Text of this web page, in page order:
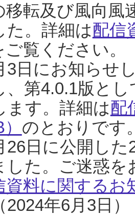
移転及び風向風
た。詳細は配信
ご覧ください。
3日にお知らせ
、第4.0.1版と
ます。詳細は配
のとおりです
26日に公開し
した。ご迷惑
資料に関するお
年6月3日）